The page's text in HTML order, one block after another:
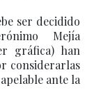
ser decidido
Mejía
gráfica) han
considerarlas
ante la